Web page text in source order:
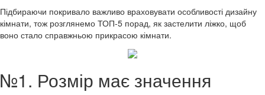
Підбираючи покривало важливо враховувати особливості дизайну
кімнати, тож розглянемо ТОП-5 порад, як застелити ліжко, щоб
воно стало справжньою прикрасою кімнати.
№1. Розмір має значення